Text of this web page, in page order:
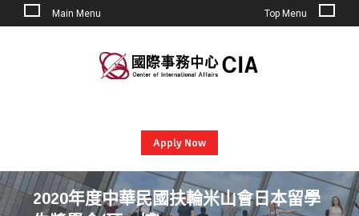
Main Menu Top Menu
Apply Now
2020年度中華民國扶輪米山會日本留學